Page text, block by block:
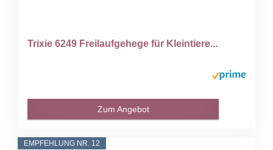
Trixie 6249 Freilaufgehege für Kleintiere...
Zum Angebot
EMPFEHLUNG NR. 12